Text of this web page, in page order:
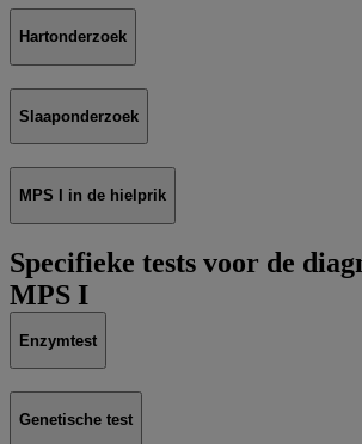
Hartonderzoek
Slaaponderzoek
MPS I in de hielprik
Specifieke tests voor de
MPS I
Enzymtest
Genetische test